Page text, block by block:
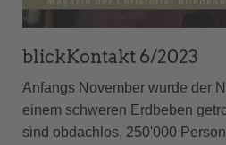
blickKontakt 6/2023
Anfangs November wurde der
einem schweren Erdbeben
sind obdachlos, 250'000